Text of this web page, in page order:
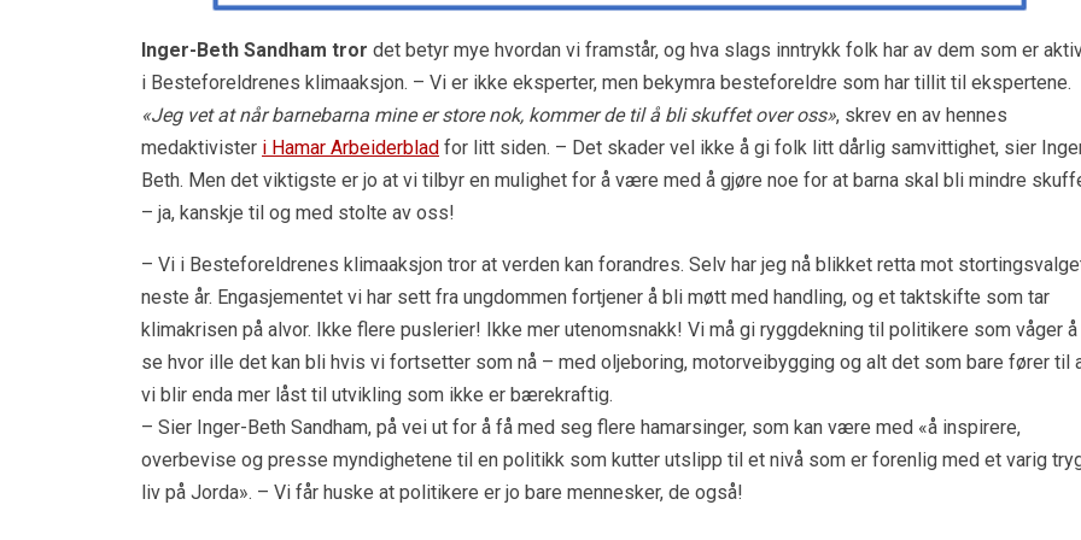
Inger-Beth Sandham tror det betyr mye hvordan vi framstår, og hva slags inntrykk folk har av dem som er
i Besteforeldrenes klimaaksjon. – Vi er ikke eksperter, men bekymra besteforeldre som har tillit til ekspertene.
«Jeg vet at når barnebarna mine er store nok, kommer de til å bli skuffet over oss», skrev en av hennes
medaktivister i Hamar Arbeiderblad for litt siden. – Det skader vel ikke å gi folk litt dårlig samvittighet, sier
Beth. Men det viktigste er jo at vi tilbyr en mulighet for å være med å gjøre noe for at barna skal bli mindre
– ja, kanskje til og med stolte av oss!
– Vi i Besteforeldrenes klimaaksjon tror at verden kan forandres. Selv har jeg nå blikket retta mot
neste år. Engasjementet vi har sett fra ungdommen fortjener å bli møtt med handling, og et taktskifte som tar
klimakrisen på alvor. Ikke flere puslerier! Ikke mer utenomsnakk! Vi må gi ryggdekning til politikere som våger å
se hvor ille det kan bli hvis vi fortsetter som nå – med oljeboring, motorveibygging og alt det som bare fører til
vi blir enda mer låst til utvikling som ikke er bærekraftig.
– Sier Inger-Beth Sandham, på vei ut for å få med seg flere hamarsinger, som kan være med «å inspirere,
overbevise og presse myndighetene til en politikk som kutter utslipp til et nivå som er forenlig med et varig
liv på Jorda». – Vi får huske at politikere er jo bare mennesker, de også!